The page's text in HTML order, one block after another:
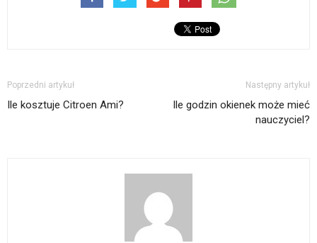
Poprzedni artykuł
Ile kosztuje Citroen Ami?
Następny artykuł
Ile godzin okienek może mieć
nauczyciel?